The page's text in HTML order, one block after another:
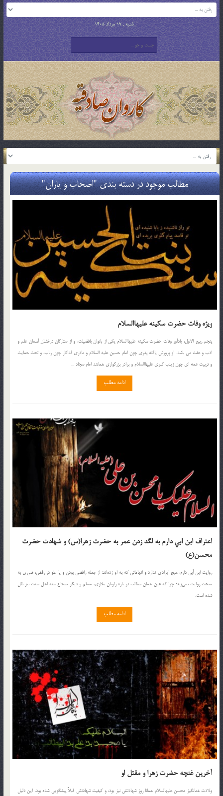
شنبه , 17 مرداد 1405
مطالب موجود در دسته بندی "اصحاب و یاران"
ویژه وفات حضرت سکینه علیهاالسلام
پنجم ربیع الاول، یادآور وفات حضرت سکینه علیهاالسلام یکی از بانوان بافضیلت، و از ستارگان درخشان آسمان علم و
ادب و عفت می باشد. او پرورش یافته پدری چون امام حسین علیه السلام و مادری فداکار چون رباب، و تحت حمایت
و تربیت عمه ای چون زینب کبری علیهاالسلام و برادر بزرگواری همانند امام سجاد ...
ادامه مطلب
اعتراف ابن ابي دارم به لگد زدن عمر به حضرت زهرا(س) و شهادت حضرت
محسن(ع)
روايت ابن أبي دارم، هيچ ايرادى ندارد و اتهاماتى كه به او زده‌اند؛ از جمله رافضى بودن و يا غلو در رفض، ضررى به
صحت روايت نمى‌زند؛ چرا كه عين همان مطالب در باره راويان بخاري، مسلم و ديگر صحاح سته اهل سنت نيز نقل
شده است.
ادامه مطلب
آخرين غنچه حضرت زهرا و مقتل او
ولادت غم‏انگيز محسن عليه‏السلام همانا روز شهادتش نيز بود، و كيفيت شهادتش قبلاً پيشگويى شده بود. اين دليل